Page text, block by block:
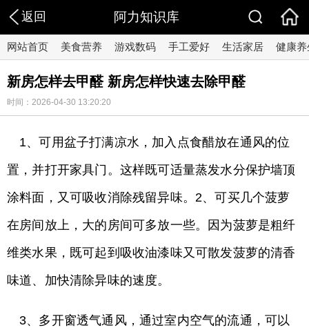
返回 阿力知识库
网站首页 美食营养 游戏数码 手工爱好 生活家居 健康养
新房怎样去甲醛 新房怎样快速去除甲醛
时间：2026-04-30 13:20:20
1、可用盆子打满凉水，加入点食醋放在通风的位
置，并打开家具门。这样既可适量蒸发水分保护墙顶
涂料面，又可吸收消除残留异味。2、可买几个菠萝
在房间放上，大的房间可多放一些。因为菠萝是粗纤
维类水果，既可起到吸收油漆味又可散发菠萝的清香
味道、加快清除异味的速度。
3、多开窗透气通风，通过室内空气的流通，可以